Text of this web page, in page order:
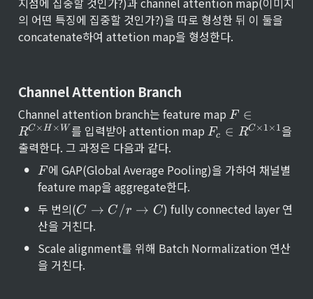
의 어떤 특징에 집중할 것인가?)을 따로 형성한 뒤 이 둘을
concatenate하여 attetion map을 형성한다.
Channel Attention Branch
Channel attention branch는 feature map F
\i
n
^{
C
i
m
H
\t
F ∈
RC ×H × W 를 입력받아 attention map F
\i
n
^
\
Fc ∈ RC×1×1을
출력한다. 그 과정은 다음과 같다.
• F
F 에 GAP(Global Average Pooling)을 가하여 채널별
feature map을 aggregate한다.
• 두 번의(C
\r
ig
ht
ar
ro
C → C /r → C) fully connected layer 연
산을 거친다.
• Scale alignment를 위해 Batch Normalization 연산
을 거친다.